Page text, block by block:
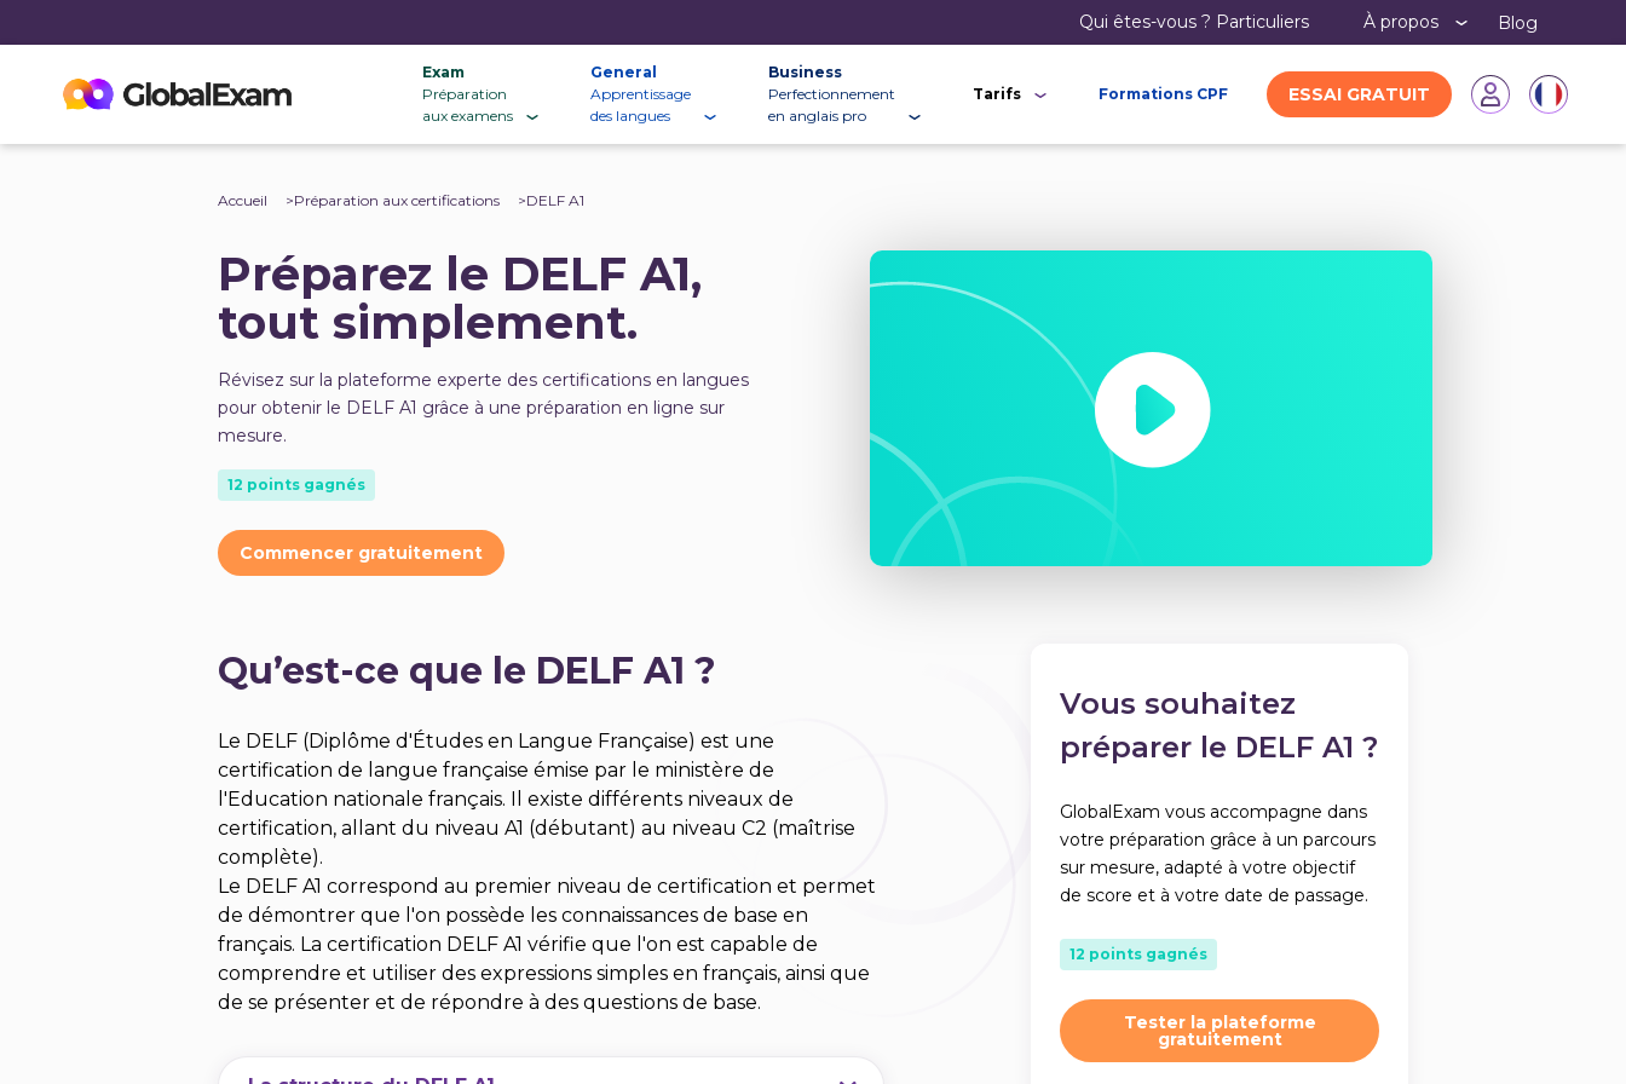
Qui êtes-vous ? particuliers À propos Blog
Exam
Préparation
aux examens
General
Apprentissage
des langues
Business
Perfectionnement
en anglais pro
Tarifs Formations CPF ESSAI GRATUIT
Accueil Préparation aux certifications DELF A1
Préparez le DELF A1,
tout simplement.
Révisez sur la plateforme experte des certifications en langues
pour obtenir le DELF A1 grâce à une préparation en ligne sur
mesure.
12 points gagnés
Commencer gratuitement
Qu’est-ce que le DELF A1 ?
Le DELF (Diplôme d'Études en Langue Française) est une
certification de langue française émise par le ministère de
l'Education nationale français. Il existe différents niveaux de
certification, allant du niveau A1 (débutant) au niveau C2 (maîtrise
complète).
Le DELF A1 correspond au premier niveau de certification et permet
de démontrer que l'on possède les connaissances de base en
français. La certification DELF A1 vérifie que l'on est capable de
comprendre et utiliser des expressions simples en français, ainsi que
de se présenter et de répondre à des questions de base.
Vous souhaitez
préparer le DELF A1 ?
GlobalExam vous accompagne dans
votre préparation grâce à un parcours
sur mesure, adapté à votre objectif
de score et à votre date de passage.
12 points gagnés
Tester la plateforme
gratuitement